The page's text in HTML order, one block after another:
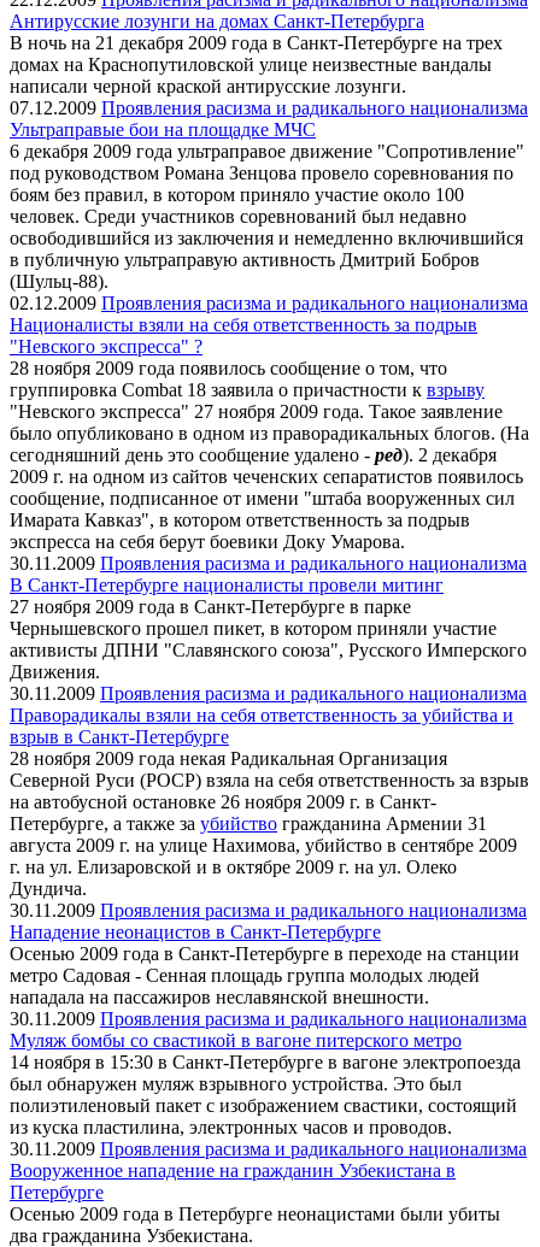
Антирусские лозунги на домах Санкт-Петербурга
В ночь на 21 декабря 2009 года в Санкт-Петербурге на трех
домах на Краснопутиловской улице неизвестные вандалы
написали черной краской антирусские лозунги.
07.12.2009 Проявления расизма и радикального национализма
Ультраправые бои на площадке МЧС
6 декабря 2009 года ультраправое движение "Сопротивление"
под руководством Романа Зенцова провело соревнования по
боям без правил, в котором приняло участие около 100
человек. Среди участников соревнований был недавно
освободившийся из заключения и немедленно включившийся
в публичную ультраправую активность Дмитрий Бобров
(Шульц-88).
02.12.2009 Проявления расизма и радикального национализма
Националисты взяли на себя ответственность за подрыв
"Невского экспресса" ?
28 ноября 2009 года появилось сообщение о том, что
группировка Combat 18 заявила о причастности к взрыву
"Невского экспресса" 27 ноября 2009 года. Такое заявление
было опубликовано в одном из праворадикальных блогов. (На
сегодняшний день это сообщение удалено - ред). 2 декабря
2009 г. на одном из сайтов чеченских сепаратистов появилось
сообщение, подписанное от имени "штаба вооруженных сил
Имарата Кавказ", в котором ответственность за подрыв
экспресса на себя берут боевики Доку Умарова.
30.11.2009 Проявления расизма и радикального национализма
В Санкт-Петербурге националисты провели митинг
27 ноября 2009 года в Санкт-Петербурге в парке
Чернышевского прошел пикет, в котором приняли участие
активисты ДПНИ "Славянского союза", Русского Имперского
Движения.
30.11.2009 Проявления расизма и радикального национализма
Праворадикалы взяли на себя ответственность за убийства и
взрыв в Санкт-Петербурге
28 ноября 2009 года некая Радикальная Организация
Северной Руси (РОСР) взяла на себя ответственность за взрыв
на автобусной остановке 26 ноября 2009 г. в Санкт-
Петербурге, а также за убийство гражданина Армении 31
августа 2009 г. на улице Нахимова, убийство в сентябре 2009
г. на ул. Елизаровской и в октябре 2009 г. на ул. Олеко
Дундича.
30.11.2009 Проявления расизма и радикального национализма
Нападение неонацистов в Санкт-Петербурге
Осенью 2009 года в Санкт-Петербурге в переходе на станции
метро Садовая - Сенная площадь группа молодых людей
нападала на пассажиров неславянской внешности.
30.11.2009 Проявления расизма и радикального национализма
Муляж бомбы со свастикой в вагоне питерского метро
14 ноября в 15:30 в Санкт-Петербурге в вагоне электропоезда
был обнаружен муляж взрывного устройства. Это был
полиэтиленовый пакет с изображением свастики, состоящий
из куска пластилина, электронных часов и проводов.
30.11.2009 Проявления расизма и радикального национализма
Вооруженное нападение на гражданин Узбекистана в
Петербурге
Осенью 2009 года в Петербурге неонацистами были убиты
два гражданина Узбекистана.